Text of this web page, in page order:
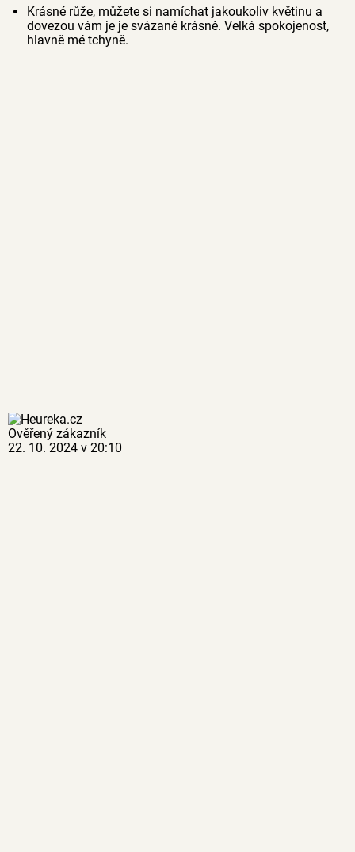
Krásné růže, můžete si namíchat jakoukoliv květinu a
dovezou vám je je svázané krásně. Velká spokojenost,
hlavně mé tchyně.
Ověřený zákazník
22. 10. 2024 v 20:10